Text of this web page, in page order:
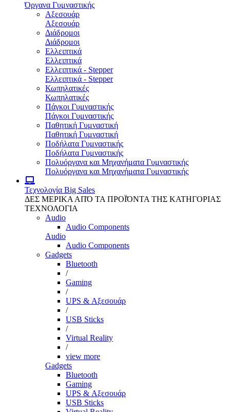
Όργανα Γυμναστικής
Αξεσουάρ
Αξεσουάρ
Διάδρομοι
Διάδρομοι
Ελλειπτικά
Ελλειπτικά
Ελλειπτικά - Stepper
Ελλειπτικά - Stepper
Κωπηλατικές
Κωπηλατικές
Πάγκοι Γυμναστικής
Πάγκοι Γυμναστικής
Παθητική Γυμναστική
Παθητική Γυμναστική
Ποδήλατα Γυμναστικής
Ποδήλατα Γυμναστικής
Πολυόργανα και Μηχανήματα Γυμναστικής
Πολυόργανα και Μηχανήματα Γυμναστικής
Τεχνολογία Big Sales
ΔΕΣ ΜΕΡΙΚΑ ΑΠΌ ΤΑ ΠΡΟΪΌΝΤΑ ΤΗΣ ΚΑΤΗΓΟΡΙΑΣ
ΤΕΧΝΟΛΟΓΙΑ
Audio
Audio Components
Audio
Audio Components
Gadgets
Bluetooth
/
Gaming
/
UPS & Αξεσουάρ
/
USB Sticks
/
Virtual Reality
/
view more
Gadgets
Bluetooth
Gaming
UPS & Αξεσουάρ
USB Sticks